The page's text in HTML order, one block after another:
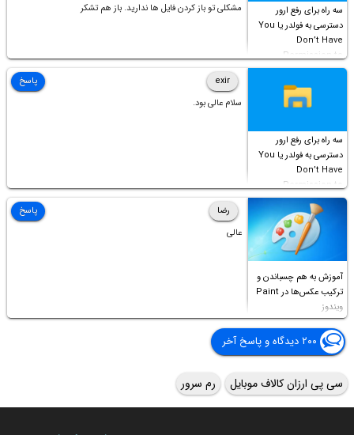
سه راه برای رفع ارور
دسترسی به فولدر یا You
Don’t Have
Permission to
Access this folder
مشکلی تو باز کردن فایل ها ندارید. باز هم تشکر
سه راه برای رفع ارور
دسترسی به فولدر یا You
Don’t Have
Permission to
Access this folder
exir
سلام عالی بود.
پاسخ
آموزش به هم چسباندن و
ترکیب عکس‌ها در Paint
ویندوز
رضا
عالی
پاسخ
۲۰۰ دیدگاه و پاسخ آخر
سی پی ارزان کالاف موبایل رم سرور